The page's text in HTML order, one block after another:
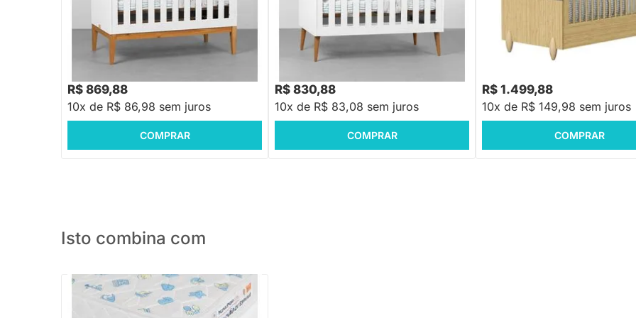
Berço Mini Cama Noah com Pés Square
Mel – Branco Fosco
R$ 869,88
10x de R$ 86,98 sem juros
COMPRAR
Berço Mini Cama Noah com Pés Retrô
Mel - Branco
R$ 830,88
10x de R$ 83,08 sem juros
COMPRAR
Berço Mini Cama Gracia - Oliva e
R$ 1.499,88
10x de R$ 149,98 sem juros
COMPRAR
Isto combina com
PRONTA ENTREGA